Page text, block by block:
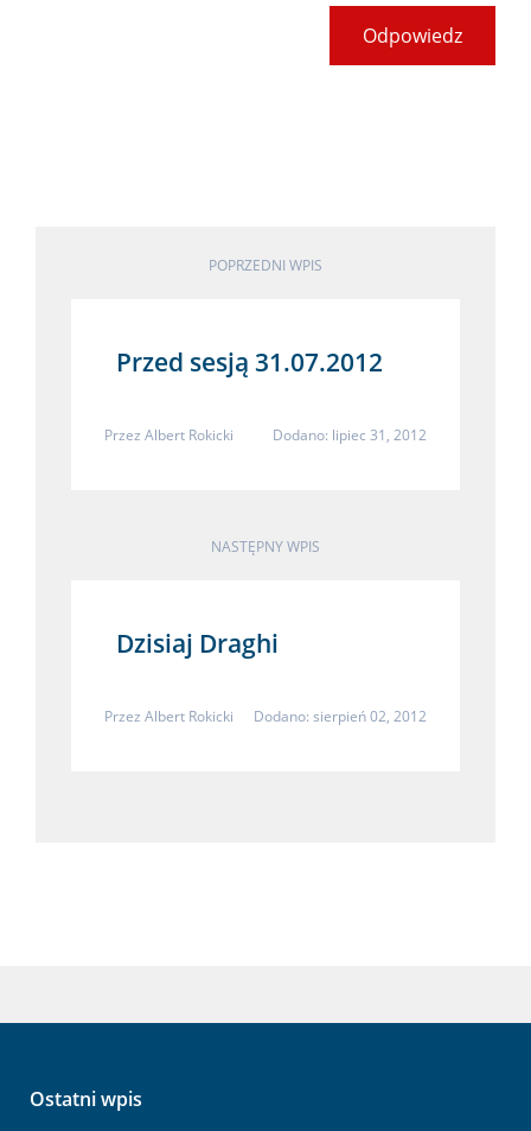
Odpowiedz
POPRZEDNI WPIS
Przed sesją 31.07.2012
Przez Albert Rokicki Dodano: lipiec 31, 2012
NASTĘPNY WPIS
Dzisiaj Draghi
Przez Albert Rokicki Dodano: sierpień 02, 2012
Ostatni wpis